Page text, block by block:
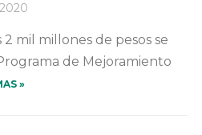
mil millones de pesos se
de Mejoramiento
»